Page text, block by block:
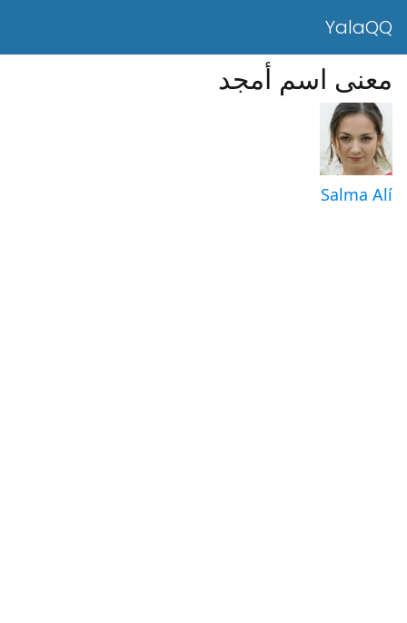
YalaQQ
معنى اسم أمجد
Salma Alí